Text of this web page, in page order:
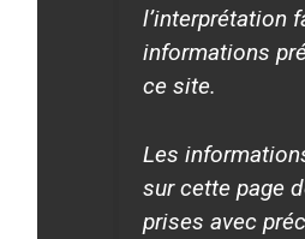
l’interprétation
informations
ce site.
Les
sur cette page
prises avec